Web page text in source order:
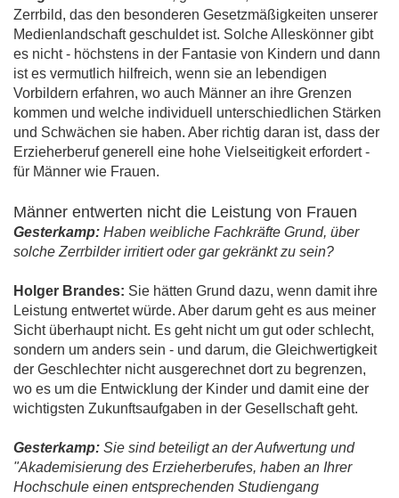
Zerrbild, das den besonderen Gesetzmäßigkeiten unserer
Medienlandschaft geschuldet ist. Solche Alleskönner gibt
es nicht - höchstens in der Fantasie von Kindern und dann
ist es vermutlich hilfreich, wenn sie an lebendigen
Vorbildern erfahren, wo auch Männer an ihre Grenzen
kommen und welche individuell unterschiedlichen Stärken
und Schwächen sie haben. Aber richtig daran ist, dass der
Erzieherberuf generell eine hohe Vielseitigkeit erfordert -
für Männer wie Frauen.
Männer entwerten nicht die Leistung von Frauen
Gesterkamp: Haben weibliche Fachkräfte Grund, über
solche Zerrbilder irritiert oder gar gekränkt zu sein?
Holger Brandes: Sie hätten Grund dazu, wenn damit ihre
Leistung entwertet würde. Aber darum geht es aus meiner
Sicht überhaupt nicht. Es geht nicht um gut oder schlecht,
sondern um anders sein - und darum, die Gleichwertigkeit
der Geschlechter nicht ausgerechnet dort zu begrenzen,
wo es um die Entwicklung der Kinder und damit eine der
wichtigsten Zukunftsaufgaben in der Gesellschaft geht.
Gesterkamp: Sie sind beteiligt an der Aufwertung und
"Akademisierung des Erzieherberufes, haben an Ihrer
Hochschule einen entsprechenden Studiengang